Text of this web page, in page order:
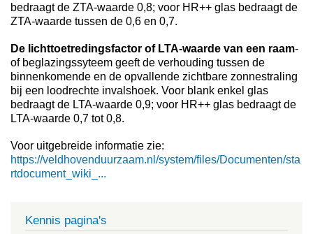
bedraagt de ZTA-waarde 0,8; voor HR++ glas bedraagt de
ZTA-waarde tussen de 0,6 en 0,7.
De lichttoetredingsfactor of LTA-waarde van een raam-
of beglazingssyteem geeft de verhouding tussen de
binnenkomende en de opvallende zichtbare zonnestraling
bij een loodrechte invalshoek. Voor blank enkel glas
bedraagt de LTA-waarde 0,9; voor HR++ glas bedraagt de
LTA-waarde 0,7 tot 0,8.
Voor uitgebreide informatie zie:
https://veldhovenduurzaam.nl/system/files/Documenten/sta
rtdocument_wiki_...
Kennis pagina's